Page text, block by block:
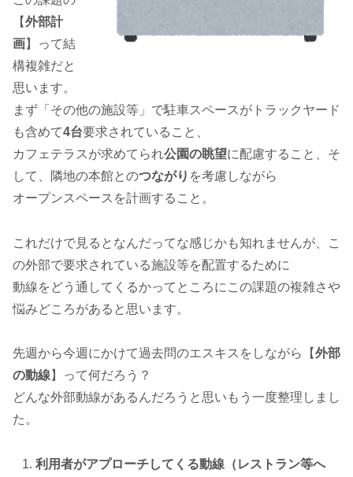
【外部計
画】って結
構複雑だと
思います。
まず「その他の施設等」で駐車スペースがトラックヤード
も含めて4台要求されていること、
カフェテラスが求めてられ公園の眺望に配慮すること、そ
して、隣地の本館とのつながり を考慮しながら
オープンスペースを計画すること。
これだけで見るとなんだってな感じかも知れませんが、こ
の外部で要求されている施設等を配置するために
動線をどう通してくるかってところにこの課題の複雑さや
悩みどころがあると思います。
先週から今週にかけて過去問のエスキスをしながら【外部
の動線 】って何だろう？
どんな外部動線があるんだろうと思いもう一度整理しまし
た。
利用者がアプローチしてくる動線（レストラン等へ